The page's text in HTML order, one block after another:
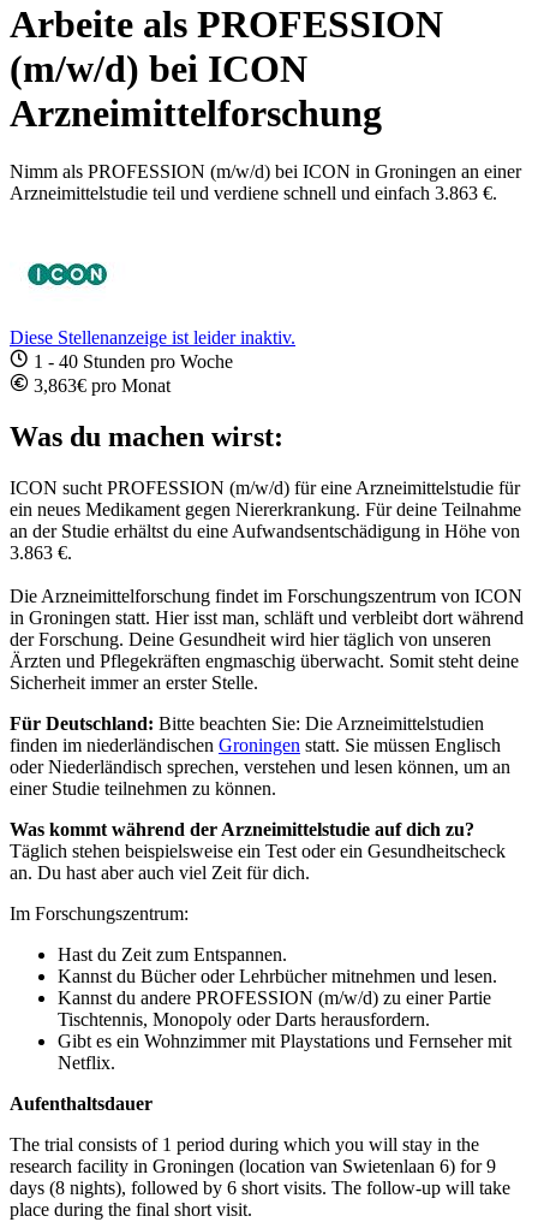
Arbeite als PROFESSION
(m/w/d) bei ICON
Arzneimittelforschung
Nimm als PROFESSION (m/w/d) bei ICON in Groningen an einer
Arzneimittelstudie teil und verdiene schnell und einfach 3.863 €.
Diese Stellenanzeige ist leider inaktiv.
1 - 40 Stunden pro Woche
3,863€ pro Monat
Was du machen wirst:
ICON sucht PROFESSION (m/w/d) für eine Arzneimittelstudie für
ein neues Medikament gegen Niererkrankung. Für deine Teilnahme
an der Studie erhältst du eine Aufwandsentschädigung in Höhe von
3.863 €.
Die Arzneimittelforschung findet im Forschungszentrum von ICON
in Groningen statt. Hier isst man, schläft und verbleibt dort während
der Forschung. Deine Gesundheit wird hier täglich von unseren
Ärzten und Pflegekräften engmaschig überwacht. Somit steht deine
Sicherheit immer an erster Stelle.
Für Deutschland: Bitte beachten Sie: Die Arzneimittelstudien
finden im niederländischen Groningen statt. Sie müssen Englisch
oder Niederländisch sprechen, verstehen und lesen können, um an
einer Studie teilnehmen zu können.
Was kommt während der Arzneimittelstudie auf dich zu?
Täglich stehen beispielsweise ein Test oder ein Gesundheitscheck
an. Du hast aber auch viel Zeit für dich.
Im Forschungszentrum:
Hast du Zeit zum Entspannen.
Kannst du Bücher oder Lehrbücher mitnehmen und lesen.
Kannst du andere PROFESSION (m/w/d) zu einer Partie
Tischtennis, Monopoly oder Darts herausfordern.
Gibt es ein Wohnzimmer mit Playstations und Fernseher mit
Netflix.
Aufenthaltsdauer
The trial consists of 1 period during which you will stay in the
research facility in Groningen (location van Swietenlaan 6) for 9
days (8 nights), followed by 6 short visits. The follow-up will take
place during the final short visit.